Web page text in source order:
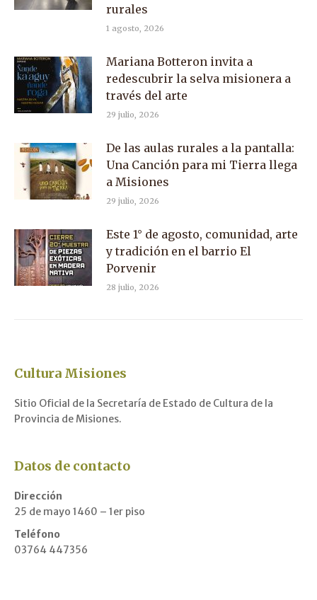
rurales
1 agosto, 2026
Mariana Botteron invita a
redescubrir la selva misionera a
través del arte
29 julio, 2026
De las aulas rurales a la pantalla:
Una Canción para mi Tierra llega
a Misiones
29 julio, 2026
Este 1° de agosto, comunidad, arte
y tradición en el barrio El
Porvenir
28 julio, 2026
Cultura Misiones
Sitio Oficial de la Secretaría de Estado de Cultura de la
Provincia de Misiones.
Datos de contacto
Dirección
25 de mayo 1460 – 1er piso
Teléfono
03764 447356